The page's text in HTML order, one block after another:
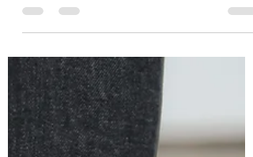
und hängen am hellichten tag unter
manhattans sonne jalousie zwei hirne in
einem ich kippe in die wohnung die
flasche halbleer das wort für dich heisst
liebe dich